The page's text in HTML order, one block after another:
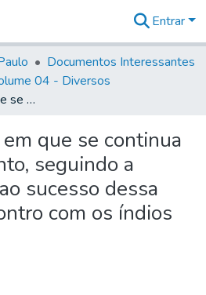
&
Coleções
Tudo na
Biblioteca
Estatísticas
Entrar
Documentos Interessantes
04 - Diversos
Segunda parte em que se continua o mesmo assunto, seguindo a mesma ordem ao sucesso dessa viagem no encontro com os índios
que se continua
seguindo a
sucesso dessa
com os índios